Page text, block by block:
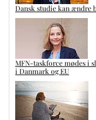
Dansk studie kan ændre
MFN-taskforce mødes i
i Danmark og EU